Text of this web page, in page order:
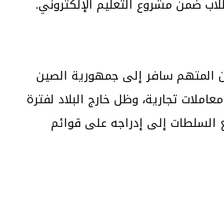
ضمن مشروع التعليم الإلكتروني.
المتهم سافر إلى جمهورية الصين
تجارية، وظل خارج البلاد لفترة
السلطات إلى إدراجه على قوائم